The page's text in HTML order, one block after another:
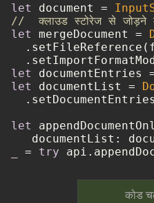
let
document =
//  क्लाउड स्टोरेज से जोड़ने
let
mergeDocument =
let
documentEntries
let
documentList =
let
= try
कोड